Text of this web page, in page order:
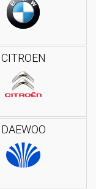
CITROEN
DAEWOO